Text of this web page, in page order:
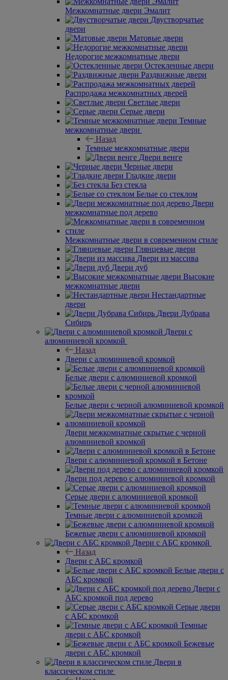
Межкомнатные двери Эмалит
Двустворчатые
двери
Матовые двери
Недорогие межкомнатные двери
Остекленные двери
Раздвижные двери
Распродажа межкомнатных дверей
Светлые двери
Серые двери
Темные
межкомнатные двери
Назад
Темные межкомнатные двери
Двери венге
Черные двери
Гладкие двери
Без стекла
Белые со стеклом
Двери
межкомнатные под дерево
Межкомнатные двери в современном стиле
Глянцевые двери
Двери из массива
Двери дуб
Высокие
межкомнатные двери
Нестандартные
двери
Двери Дубрава
Сибирь
Двери с
алюминиевой кромкой
Назад
Двери с алюминиевой кромкой
Белые двери с алюминиевой кромкой
Белые двери с черной алюминиевой кромкой
Двери межкомнатные скрытые с черной
алюминиевой кромкой
Двери с алюминиевой кромкой в Бетоне
Двери под дерево с алюминиевой кромкой
Серые двери с алюминиевой кромкой
Темные двери с алюминиевой кромкой
Бежевые двери с алюминиевой кромкой
Двери с АБС кромкой
Назад
Двери с АБС кромкой
Белые двери с
АБС кромкой
Двери с
АБС кромкой под дерево
Серые двери
с АБС кромкой
Темные
двери с АБС кромкой
Бежевые
двери с АБС кромкой
Двери в
классическом стиле